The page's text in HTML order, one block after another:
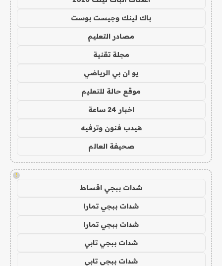
باك لينك وجيست بوست
مصادر التعليم
مجلة تقنية
يو ان بي الرياضي
موقع حالة للتعليم
اخبار 24 ساعة
هيدب فنون وترفيه
صحيفة العالم
!
شدات ببجي اقساط
شدات ببجي تمارا
شدات ببجي تمارا
شدات ببجي تابي
شدات ببجي تابي